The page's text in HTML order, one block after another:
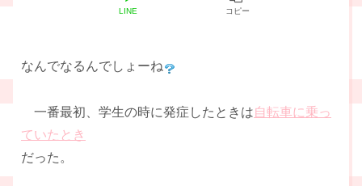
LINE コピー
なんでなるんでしょーね
一番最初、学生の時に発症したときは自転車に乗っ
ていたとき
だった。